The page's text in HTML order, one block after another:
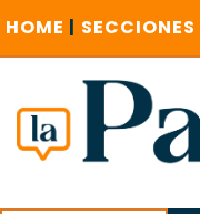
HOME | SECCIONES